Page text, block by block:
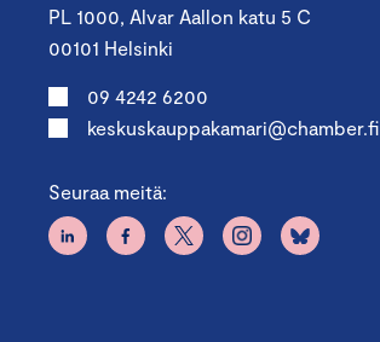
PL 1000, Alvar Aallon katu 5 C
00101 Helsinki
09 4242 6200
keskuskauppakamari@chamber.fi
Seuraa meitä: